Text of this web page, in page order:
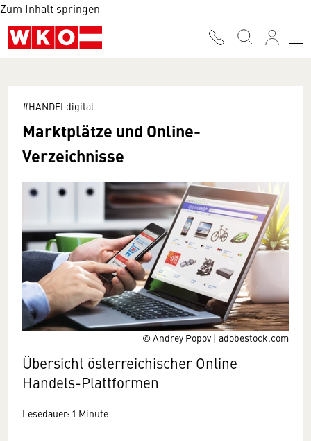
Zum Inhalt springen
© Andrey Popov | adobestock.com
#HANDELdigital
Marktplätze und Online-
Verzeichnisse
Übersicht österreichischer Online
Handels-Plattformen
Lesedauer: 1 Minute